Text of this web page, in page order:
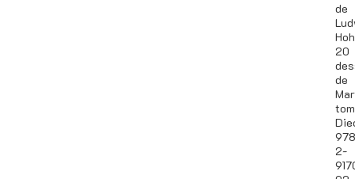
de
20
de
tom
2-